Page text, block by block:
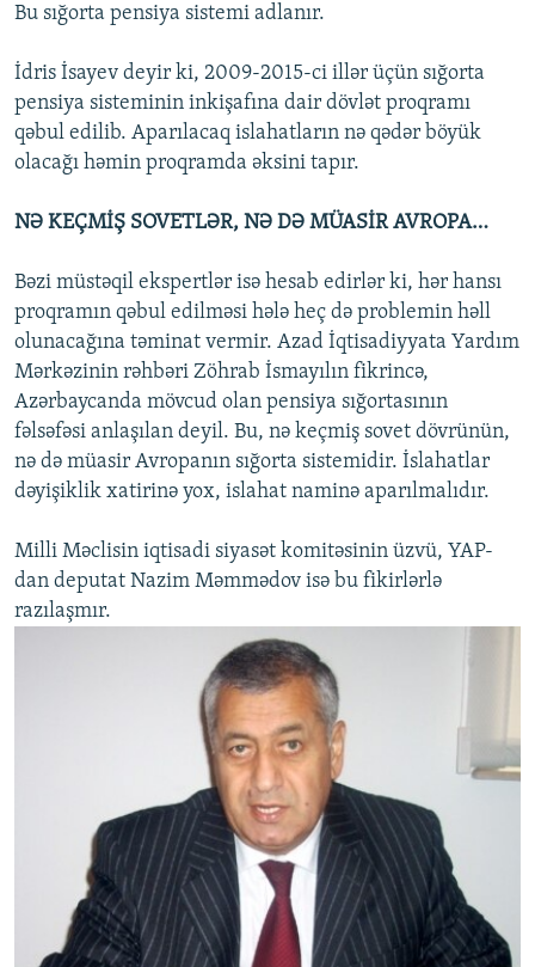
Bu sığorta pensiya sistemi adlanır.
İdris İsayev deyir ki, 2009-2015-ci illər üçün sığorta
pensiya sisteminin inkişafına dair dövlət proqramı
qəbul edilib. Aparılacaq islahatların nə qədər böyük
olacağı həmin proqramda əksini tapır.
NƏ KEÇMİŞ SOVETLƏR, NƏ DƏ MÜASİR AVROPA…
Bəzi müstəqil ekspertlər isə hesab edirlər ki, hər hansı
proqramın qəbul edilməsi hələ heç də problemin həll
olunacağına təminat vermir. Azad İqtisadiyyata Yardım
Mərkəzinin rəhbəri Zöhrab İsmayılın fikrincə,
Azərbaycanda mövcud olan pensiya sığortasının
fəlsəfəsi anlaşılan deyil. Bu, nə keçmiş sovet dövrünün,
nə də müasir Avropanın sığorta sistemidir. İslahatlar
dəyişiklik xatirinə yox, islahat naminə aparılmalıdır.
Milli Məclisin iqtisadi siyasət komitəsinin üzvü, YAP-
dan deputat Nazim Məmmədov isə bu fikirlərlə
razılaşmır.